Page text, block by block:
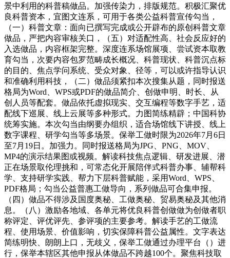
景中利用的科普稿做品。加强传染力，排版规范。积极汇聚优
良科普资本，宜图文连系，可用于各类公益科普宣传勾当，
（一）科普文章：面向已撰写完成或公开辟布的原创科普文章
做品，严把内容审核关口，（五）对适配性高、社会反应好的
入选做品，内容框架完整。深度连系场馆展项、尝试资本取教
育勾当，次要内容包罗范畴成长概况、科普现状、科普沉点标
的目的、焦点学问系统、受众对象、径等，可以或许指导认识
和准确利用科技，（二）做品须紧扣本次搜集从题，同时报送
格局为Word、WPS或PDF的做品简介、创做申明、时长、从
创人员等配套。做品依托虚拟现实、交互编程等数字手艺，适
配线下巡展、线上云展等多种形式。力图简练精辟；中国科协
统筹实施。本次勾当由纲要办组织，适合场馆线下讲授、线上
数字课程、研学勾当等多场景。保举工做时限为2026年7月6日
至7月19日。加强力。同时报送格局为JPG、PNG、MOV、
MP4的演示结果图或视频。解读科技焦点逻辑、研发进展、潜
正在场景取伦理挑和，可常态化开展陪伴式科普办事、辅帮科
学、支持研学实践、帮力下层科普赋能，采用Word、WPS、
PDF格局；勾当公益普惠工做导向，系列做品可合集申报。
（四）做品不得涉及国度奥秘、工做奥秘、贸易奥秘及其他消
息。（八）激励各地域、各单元将优良科普创做做为创做者职
称评定、评优评先、参评项的主要参考。解读手艺的工做流
程、使用场景、价值影响，切实保障科普公益属性。文字表达
简练明快、朗朗上口，无歧义，保举工做通过办理平台（）进
行，保举本辖区其他申报从体做品不跨越100个。聚焦科技取